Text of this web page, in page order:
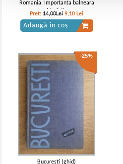
Romania. Importanta balneara
si turistica
Pret:14,00Lei 9,10 Lei
Adaugă în coș
-25%
Bucuresti (ghid)